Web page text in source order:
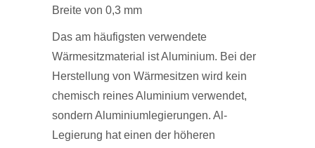
Breite von 0,3 mm
Das am häufigsten verwendete
Wärmesitzmaterial ist Aluminium. Bei der
Herstellung von Wärmesitzen wird kein
chemisch reines Aluminium verwendet,
sondern Aluminiumlegierungen. Al-
Legierung hat einen der höheren